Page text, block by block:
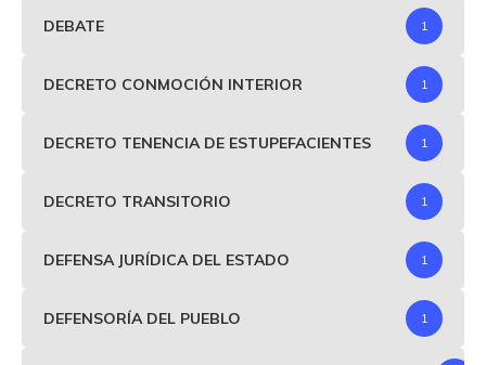
DEBATE 1
DECRETO CONMOCIÓN INTERIOR 1
DECRETO TENENCIA DE ESTUPEFACIENTES 1
DECRETO TRANSITORIO 1
DEFENSA JURÍDICA DEL ESTADO 1
DEFENSORÍA DEL PUEBLO 1